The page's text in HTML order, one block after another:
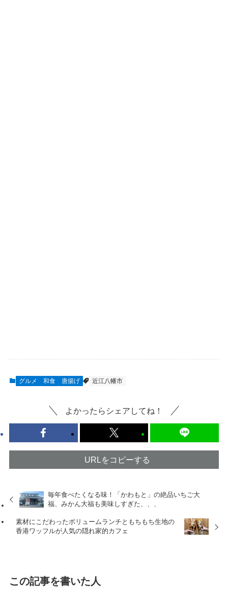
グルメ 和食 唐揚げ 近江八幡市
よかったらシェアしてね！
URLをコピーする
毎年食べたくなる味！「かわもと」の絶品いちご大
福、みかん大福も美味しすぎた、、、
素材にこだわったボリュームランチともちもち生地の
香港ワッフルが人気の隠れ家的カフェ
この記事を書いた人